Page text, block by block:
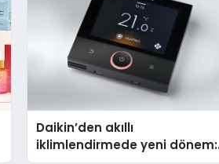
Daikin’den akıllı
iklimlendirmede yeni dönem: